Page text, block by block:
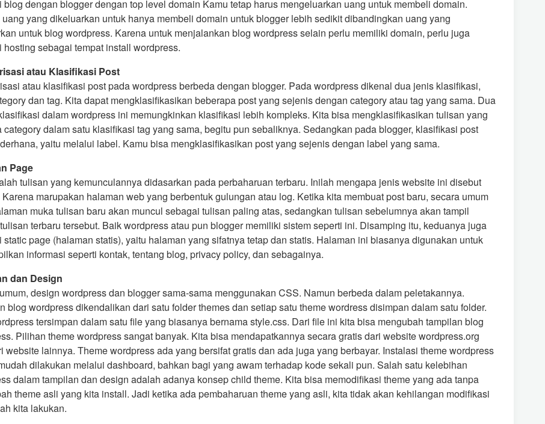
blog dengan blogger dengan top level domain Kamu tetap harus mengeluarkan uang untuk membeli domain.
uang yang dikeluarkan untuk hanya membeli domain untuk blogger lebih sedikit dibandingkan uang yang
untuk blog wordpress. Karena untuk menjalankan blog wordpress selain perlu memiliki domain, perlu juga
hosting sebagai tempat install wordpress.
atau Klasifikasi Post
atau klasifikasi post pada wordpress berbeda dengan blogger. Pada wordpress dikenal dua jenis klasifikasi,
dan tag. Kita dapat mengklasifikasikan beberapa post yang sejenis dengan category atau tag yang sama. Dua
dalam wordpress ini memungkinkan klasifikasi lebih kompleks. Kita bisa mengklasifikasikan tulisan yang
category dalam satu klasifikasi tag yang sama, begitu pun sebaliknya. Sedangkan pada blogger, klasifikasi post
yaitu melalui label. Kamu bisa mengklasifikasikan post yang sejenis dengan label yang sama.
Page
tulisan yang kemunculannya didasarkan pada perbaharuan terbaru. Inilah mengapa jenis website ini disebut
marupakan halaman web yang berbentuk gulungan atau log. Ketika kita membuat post baru, secara umum
muka tulisan baru akan muncul sebagai tulisan paling atas, sedangkan tulisan sebelumnya akan tampil
terbaru tersebut. Baik wordpress atau pun blogger memiliki sistem seperti ini. Disamping itu, keduanya juga
static page (halaman statis), yaitu halaman yang sifatnya tetap dan statis. Halaman ini biasanya digunakan untuk
informasi seperti kontak, tentang blog, privacy policy, dan sebagainya.
dan Design
design wordpress dan blogger sama-sama menggunakan CSS. Namun berbeda dalam peletakannya.
blog wordpress dikendalikan dari satu folder themes dan setiap satu theme wordress disimpan dalam satu folder.
tersimpan dalam satu file yang biasanya bernama style.css. Dari file ini kita bisa mengubah tampilan blog
Pilihan theme wordpress sangat banyak. Kita bisa mendapatkannya secara gratis dari website wordpress.org
website lainnya. Theme wordpress ada yang bersifat gratis dan ada juga yang berbayar. Instalasi theme wordpress
dilakukan melalui dashboard, bahkan bagi yang awam terhadap kode sekali pun. Salah satu kelebihan
dalam tampilan dan design adalah adanya konsep child theme. Kita bisa memodifikasi theme yang ada tanpa
theme asli yang kita install. Jadi ketika ada pembaharuan theme yang asli, kita tidak akan kehilangan modifikasi
kita lakukan.